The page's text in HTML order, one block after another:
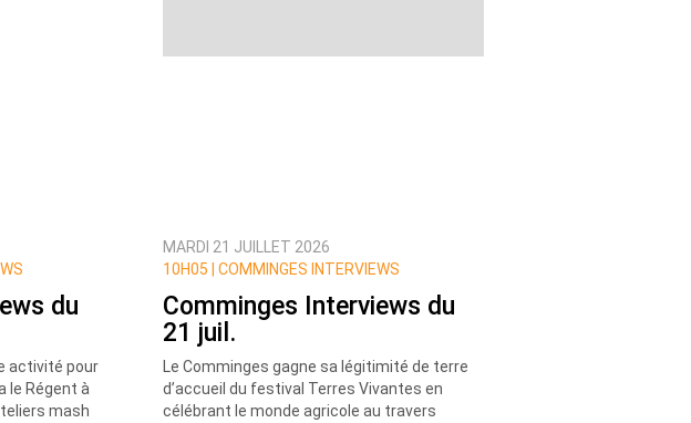
du
activité pour
le Régent à
mash
MARDI 21 JUILLET 2026
10H05 |
COMMINGES INTERVIEWS
Comminges Interviews du
21 juil.
Le Comminges gagne sa légitimité de terre
d’accueil du festival Terres Vivantes en
célébrant le monde agricole au travers